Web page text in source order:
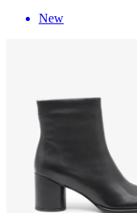
New